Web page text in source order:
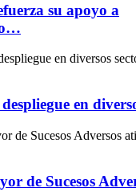
su apoyo a
en
de Sucesos